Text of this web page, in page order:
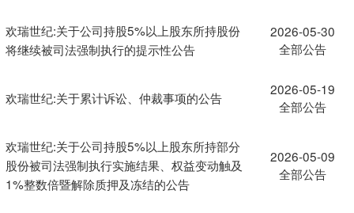
欢瑞世纪:关于公司持股5%以上股东所持股份
将继续被司法强制执行的提示性公告
2026-05-30
全部公告
欢瑞世纪:关于累计诉讼、仲裁事项的公告
2026-05-19
全部公告
欢瑞世纪:关于公司持股5%以上股东所持部分
股份被司法强制执行实施结果、权益变动触及
1%整数倍暨解除质押及冻结的公告
2026-05-09
全部公告